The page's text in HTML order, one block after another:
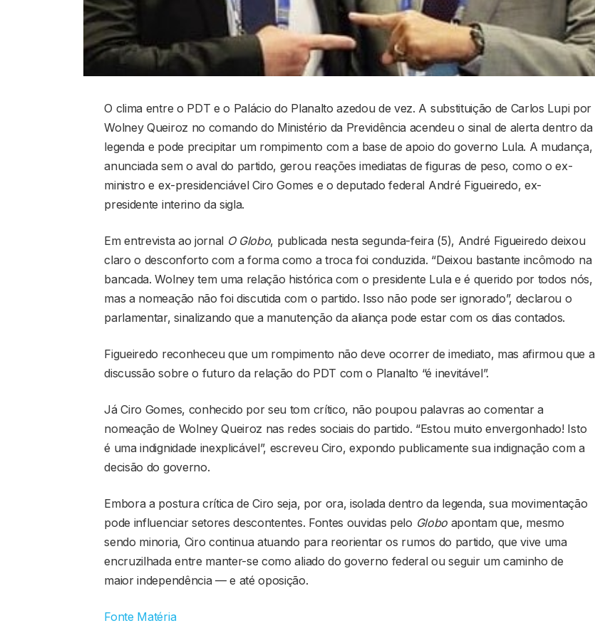
O clima entre o PDT e o Palácio do Planalto azedou de vez. A substituição de Carlos Lupi por
Wolney Queiroz no comando do Ministério da Previdência acendeu o sinal de alerta dentro da
legenda e pode precipitar um rompimento com a base de apoio do governo Lula. A mudança,
anunciada sem o aval do partido, gerou reações imediatas de figuras de peso, como o ex-
ministro e ex-presidenciável Ciro Gomes e o deputado federal André Figueiredo, ex-
presidente interino da sigla.
Em entrevista ao jornal O Globo, publicada nesta segunda-feira (5), André Figueiredo deixou
claro o desconforto com a forma como a troca foi conduzida. “Deixou bastante incômodo na
bancada. Wolney tem uma relação histórica com o presidente Lula e é querido por todos nós,
mas a nomeação não foi discutida com o partido. Isso não pode ser ignorado”, declarou o
parlamentar, sinalizando que a manutenção da aliança pode estar com os dias contados.
Figueiredo reconheceu que um rompimento não deve ocorrer de imediato, mas afirmou que a
discussão sobre o futuro da relação do PDT com o Planalto “é inevitável”.
Já Ciro Gomes, conhecido por seu tom crítico, não poupou palavras ao comentar a
nomeação de Wolney Queiroz nas redes sociais do partido. “Estou muito envergonhado! Isto
é uma indignidade inexplicável”, escreveu Ciro, expondo publicamente sua indignação com a
decisão do governo.
Embora a postura crítica de Ciro seja, por ora, isolada dentro da legenda, sua movimentação
pode influenciar setores descontentes. Fontes ouvidas pelo Globoapontam que, mesmo
sendo minoria, Ciro continua atuando para reorientar os rumos do partido, que vive uma
encruzilhada entre manter-se como aliado do governo federal ou seguir um caminho de
maior independência — e até oposição.
Fonte Matéria